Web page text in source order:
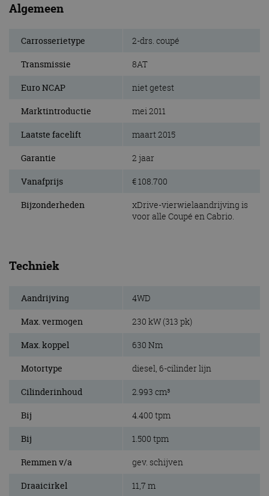
Algemeen
Carrosserietype 2-drs. coupé
Transmissie 8AT
Euro NCAP niet getest
Marktintroductie mei 2011
Laatste facelift maart 2015
Garantie 2 jaar
Vanafprijs € 108.700
Bijzonderheden
xDrive-vierwielaandrijving is
voor alle Coupé en Cabrio.
Techniek
Aandrijving 4WD
Max. vermogen 230 kW (313 pk)
Max. koppel 630 Nm
Motortype diesel, 6-cilinder lijn
Cilinderinhoud 2.993 cm³
Bij 4.400 tpm
Bij 1.500 tpm
Remmen v/a gev. schijven
Draaicirkel 11,7 m